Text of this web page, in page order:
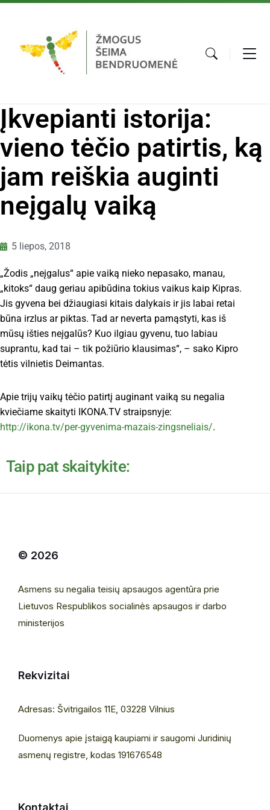
Įkvepianti istorija:
vieno tėčio patirtis, ką
jam reiškia auginti
neįgalų vaiką
5 liepos, 2018
„Žodis „neįgalus“ apie vaiką nieko nepasako, manau,
„kitoks“ daug geriau apibūdina tokius vaikus kaip Kipras.
Jis gyvena bei džiaugiasi kitais dalykais ir jis labai retai
būna irzlus ar piktas. Tad ar neverta pamąstyti, kas iš
mūsų išties neįgalūs? Kuo ilgiau gyvenu, tuo labiau
suprantu, kad tai – tik požiūrio klausimas“, – sako Kipro
tėtis vilnietis Deimantas.
Apie trijų vaikų tėčio patirtį auginant vaiką su negalia
kviečiame skaityti IKONA.TV straipsnyje:
http://ikona.tv/per-gyvenima-mazais-zingsneliais/.
Taip pat skaitykite:
© 2026
Asmens su negalia teisių apsaugos agentūra prie
Lietuvos Respublikos socialinės apsaugos ir darbo
ministerijos
Rekvizitai
Adresas: Švitrigailos 11E, 03228 Vilnius
Duomenys apie įstaigą kaupiami ir saugomi Juridinių
asmenų registre, kodas 191676548
Kontaktai